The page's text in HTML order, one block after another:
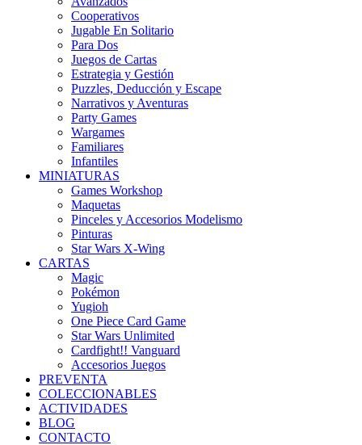
Cooperativos
Jugable En Solitario
Para Dos
Juegos de Cartas
Estrategia y Gestión
Puzzles, Deducción y Escape
Narrativos y Aventuras
Party Games
Wargames
Familiares
Infantiles
MINIATURAS
Games Workshop
Maquetas
Pinceles y Accesorios Modelismo
Pinturas
Star Wars X-Wing
CARTAS
Magic
Pokémon
Yugioh
One Piece Card Game
Star Wars Unlimited
Cardfight!! Vanguard
Accesorios Juegos
PREVENTA
COLECCIONABLES
ACTIVIDADES
BLOG
CONTACTO